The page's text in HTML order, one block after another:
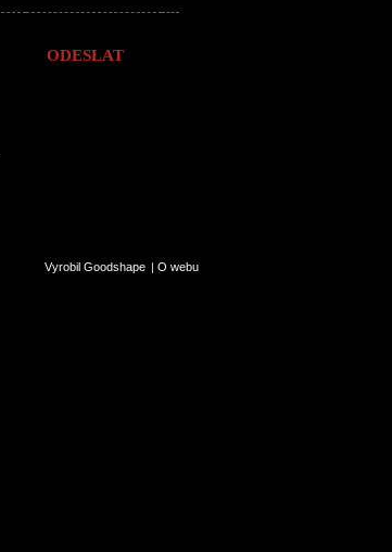
Vyrobil Goodshape | O webu